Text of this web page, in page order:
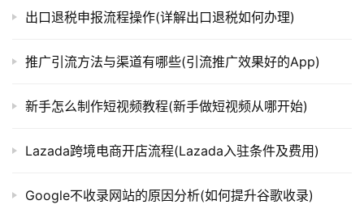
出口退税申报流程操作(详解出口退税如何办理)
推广引流方法与渠道有哪些(引流推广效果好的App)
新手怎么制作短视频教程(新手做短视频从哪开始)
Lazada跨境电商开店流程(Lazada入驻条件及费用)
Google不收录网站的原因分析(如何提升谷歌收录)